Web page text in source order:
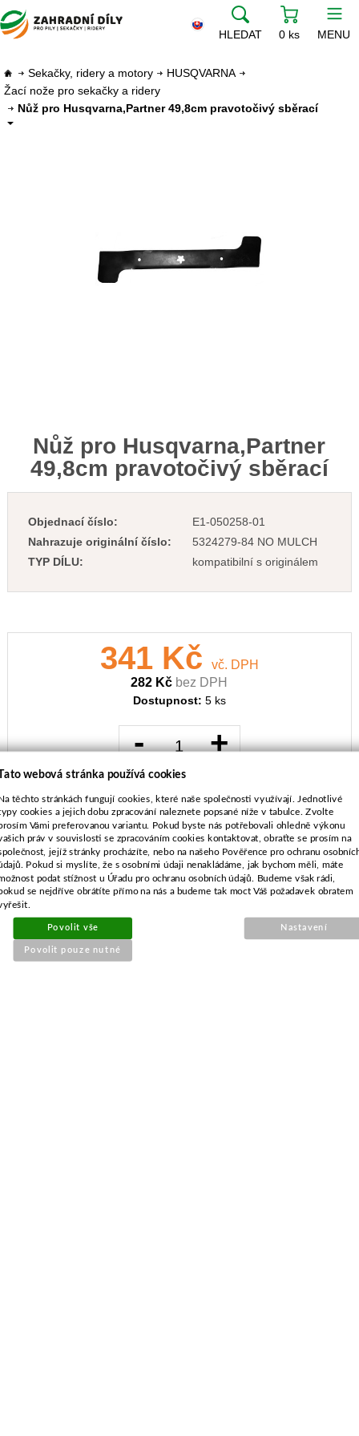
HLEDAT 0 ks MENU
Sekačky, ridery a motory
HUSQVARNA
Žací nože pro sekačky a ridery
Nůž pro Husqvarna,Partner 49,8cm pravotočivý sběrací
Nůž pro Husqvarna,Partner
49,8cm pravotočivý sběrací
Objednací číslo:
E1-050258-01
Nahrazuje originální číslo:
5324279-84 NO MULCH
TYP DÍLU:
kompatibilní s originálem
341 Kč
vč. DPH
282 Kč bez DPH
Dostupnost: 5 ks
- +
KOUPIT
POPIS ZBOŽÍ
Husqvarna CT, CTH
webová stránka používá cookies
těchto stránkách fungují cookies, které naše společnosti využívají. Jednotlivé
cookies a jejich dobu zpracování naleznete popsané níže v tabulce. Zvolte
Vámi preferovanou variantu. Pokud byste nás potřebovali ohledně výkonu
práv v souvislosti se zpracováním cookies kontaktovat, obraťte se prosím na
jejíž stránky procházíte, nebo na našeho Pověřence pro ochranu
Pokud si myslíte, že s osobními údaji nenakládáme, jak bychom měli, máte
podat stížnost u Úřadu pro ochranu osobních údajů. Budeme však rádi,
se nejdříve obrátíte přímo na nás a budeme tak moct Váš požadavek obratem
Povolit vše
Povolit pouze nutné
Nastavení